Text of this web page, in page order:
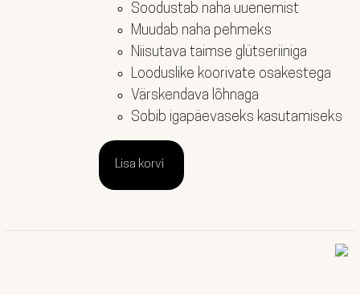
Soodustab naha uuenemist
Muudab naha pehmeks
Niisutava taimse glütseriiniga
Looduslike koorivate osakestega
Värskendava lõhnaga
Sobib igapäevaseks kasutamiseks
Lisa korvi